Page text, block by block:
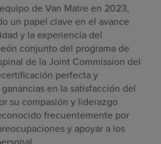
de Van Matre en 2023,
un papel clave en el avance
y la experiencia del
conjunto del programa de
de la Joint Commission del
perfecta y
en la satisfacción del
su compasión y liderazgo
frecuentemente por
y apoyar a los